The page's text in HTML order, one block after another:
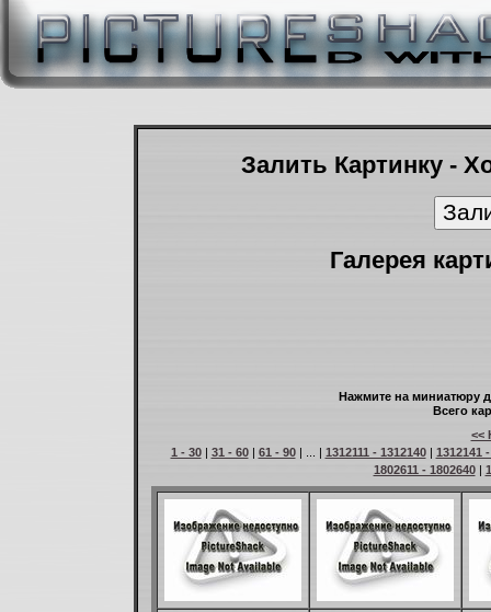
Залить Картинку -
Галерея
Нажмите на миниатюру
Всего
<<
1 - 30| 31 - 60| 61 - 90| ... | 1312111 - 1312140| 1312141
1802611 - 1802640|